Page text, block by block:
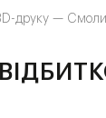
друку — Смоли